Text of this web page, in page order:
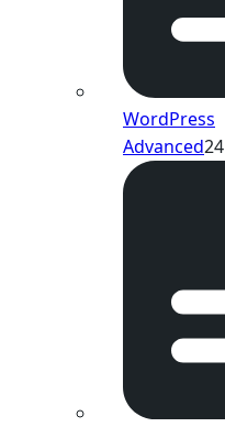
WordPress
Advanced24